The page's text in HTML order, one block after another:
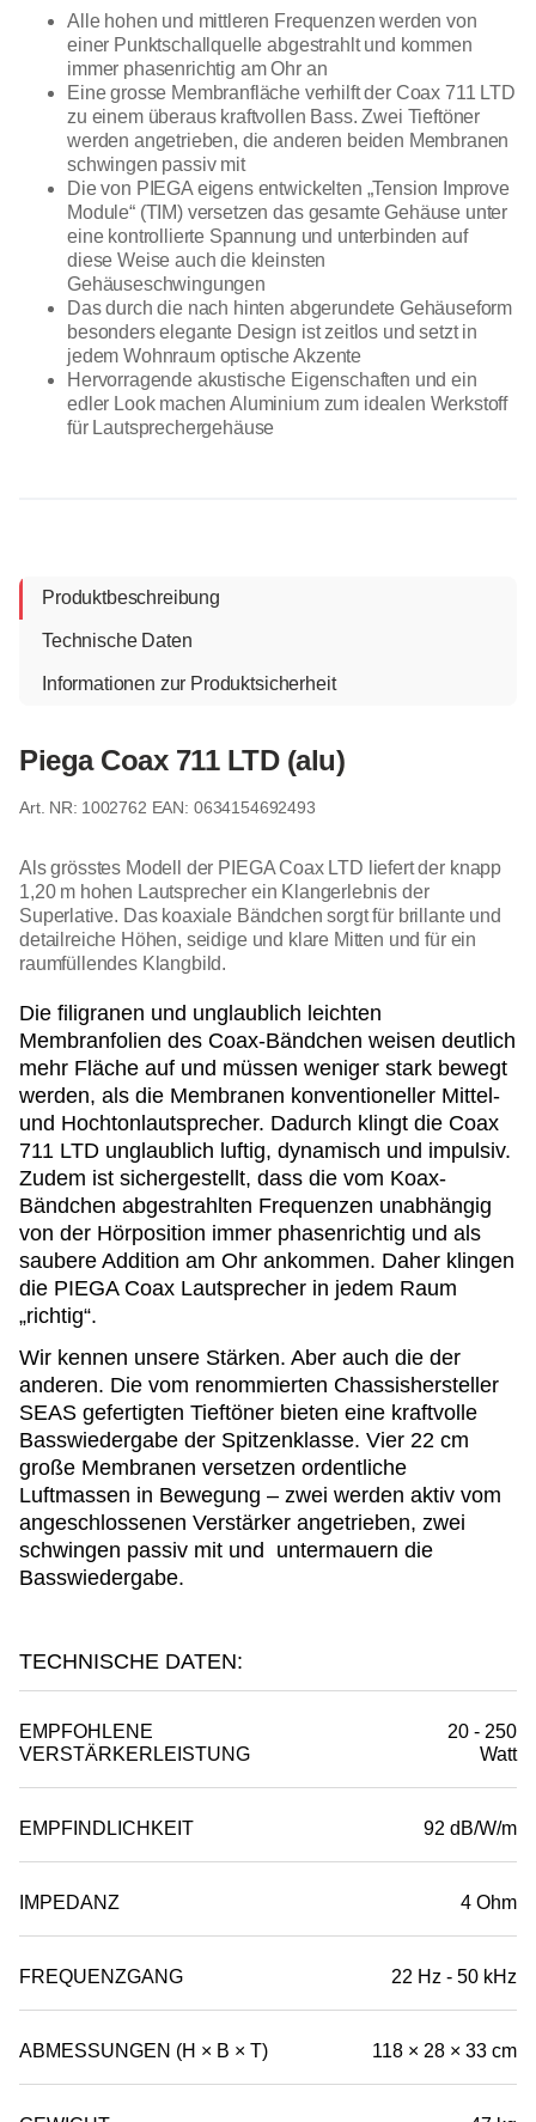
Alle hohen und mittleren Frequenzen werden von
einer Punktschallquelle abgestrahlt und kommen
immer phasenrichtig am Ohr an
Eine grosse Membranfläche verhilft der Coax 711 LTD
zu einem überaus kraftvollen Bass. Zwei Tieftöner
werden angetrieben, die anderen beiden Membranen
schwingen passiv mit
Die von PIEGA eigens entwickelten „Tension Improve
Module“ (TIM) versetzen das gesamte Gehäuse unter
eine kontrollierte Spannung und unterbinden auf
diese Weise auch die kleinsten
Gehäuseschwingungen
Das durch die nach hinten abgerundete Gehäuseform
besonders elegante Design ist zeitlos und setzt in
jedem Wohnraum optische Akzente
Hervorragende akustische Eigenschaften und ein
edler Look machen Aluminium zum idealen Werkstoff
für Lautsprechergehäuse
Produktbeschreibung
Technische Daten
Informationen zur Produktsicherheit
Piega Coax 711 LTD (alu)
1002762 EAN: 0634154692493
Als grösstes Modell der PIEGA Coax LTD liefert der knapp
1,20 m hohen Lautsprecher ein Klangerlebnis der
Superlative. Das koaxiale Bändchen sorgt für brillante und
detailreiche Höhen, seidige und klare Mitten und für ein
raumfüllendes Klangbild.
Die filigranen und unglaublich leichten
Membranfolien des Coax-Bändchen weisen deutlich
mehr Fläche auf und müssen weniger stark bewegt
werden, als die Membranen konventioneller Mittel-
und Hochtonlautsprecher. Dadurch klingt die Coax
711 LTD unglaublich luftig, dynamisch und impulsiv.
Zudem ist sichergestellt, dass die vom Koax-
Bändchen abgestrahlten Frequenzen unabhängig
von der Hörposition immer phasenrichtig und als
saubere Addition am Ohr ankommen. Daher klingen
die PIEGA Coax Lautsprecher in jedem Raum
„richtig“.
Wir kennen unsere Stärken. Aber auch die der
anderen. Die vom renommierten Chassishersteller
SEAS gefertigten Tieftöner bieten eine kraftvolle
Basswiedergabe der Spitzenklasse. Vier 22 cm
große Membranen versetzen ordentliche
Luftmassen in Bewegung – zwei werden aktiv vom
angeschlossenen Verstärker angetrieben, zwei
schwingen passiv mit und untermauern die
Basswiedergabe.
TECHNISCHE DATEN:
EMPFOHLENE
VERSTÄRKERLEISTUNG
20 - 250
Watt
EMPFINDLICHKEIT 92 dB/W/m
IMPEDANZ 4 Ohm
FREQUENZGANG 22 Hz - 50 kHz
ABMESSUNGEN (H × B × T) 118 × 28 × 33 cm